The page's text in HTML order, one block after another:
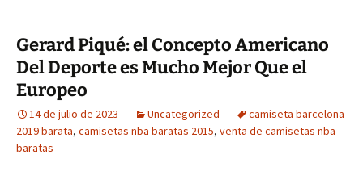
Gerard Piqué: el Concepto Americano
Del Deporte es Mucho Mejor Que el
Europeo
14 de julio de 2023 Uncategorized
camiseta barcelona
2019 barata, camisetas nba baratas 2015, venta de camisetas nba
baratas